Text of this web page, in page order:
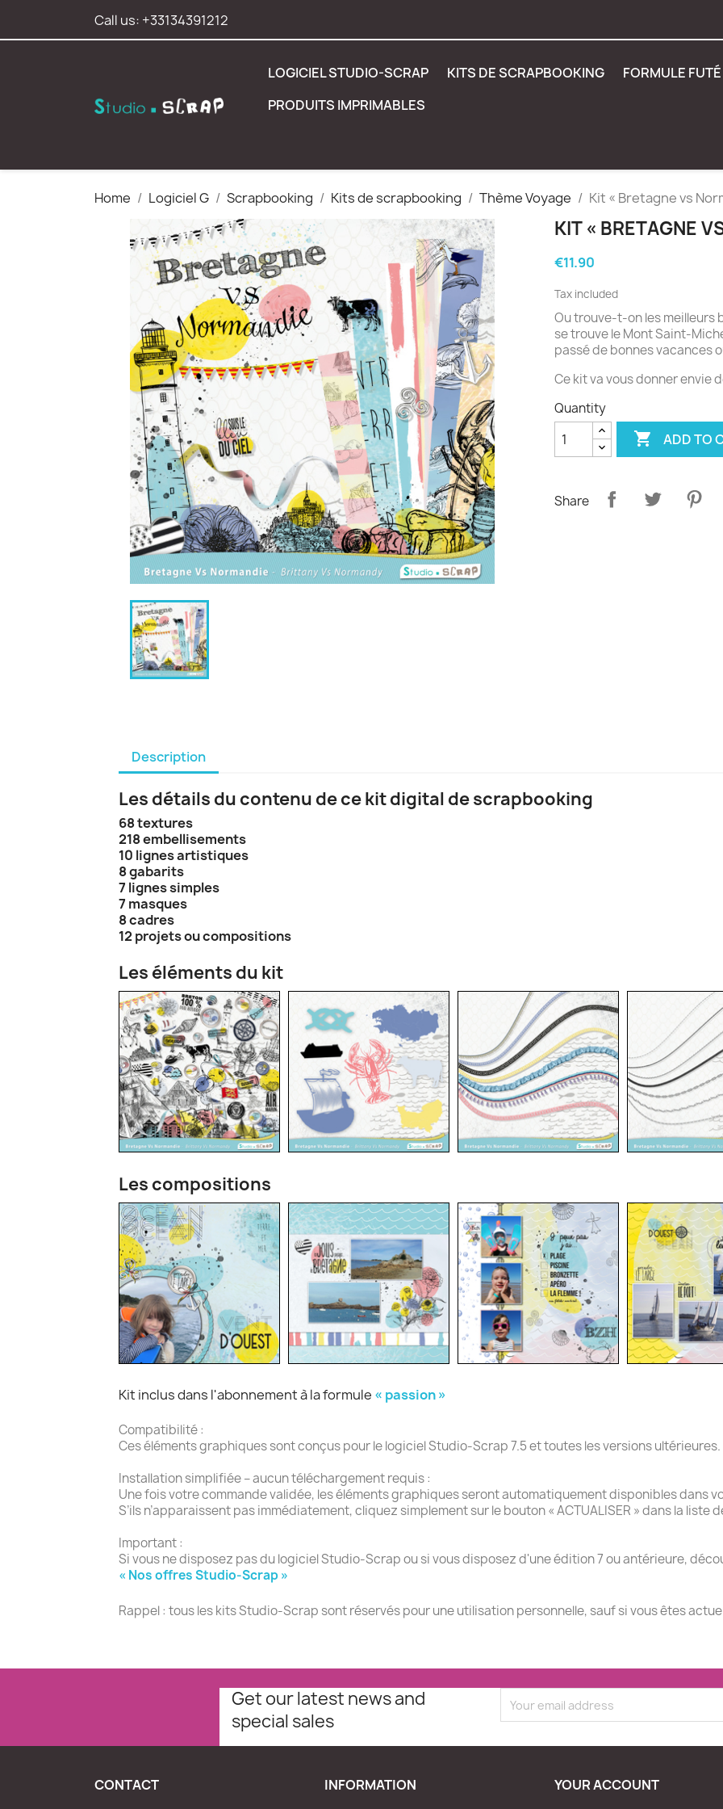
Call us: +33134391212
LOGICIEL STUDIO-SCRAP KITS DE SCRAPBOOKING
FORMULE
PRODUITS IMPRIMABLES
Home Logiciel G Scrapbooking Kits de scrapbooking Thème Voyage Kit « Bretagne vs
KIT « BRETAGNE
€11.90
Tax included
Ou trouve-t-on les meilleurs
se trouve le Mont Saint-
passé de bonnes vacances
Ce kit va vous donner envie
Quantity
 ADD TO
Share
Description
Les détails du contenu de ce kit digital de scrapbooking
68 textures
218 embellisements
10 lignes artistiques
8 gabarits
7 lignes simples
7 masques
8 cadres
12 projets ou compositions
Les éléments du kit
Les compositions
Kit inclus dans l'abonnement à la formule « passion »
Compatibilité :
Ces éléments graphiques sont conçus pour le logiciel Studio-Scrap 7.5 et toutes les versions ultérieures.
Installation simplifiée – aucun téléchargement requis :
Une fois votre commande validée, les éléments graphiques seront automatiquement disponibles dans
S’ils n’apparaissent pas immédiatement, cliquez simplement sur le bouton « ACTUALISER » dans la liste
Important :
Si vous ne disposez pas du logiciel Studio-Scrap ou si vous disposez d'une édition 7 ou antérieure,
« Nos offres Studio-Scrap »
Rappel : tous les kits Studio-Scrap sont réservés pour une utilisation personnelle, sauf si vous êtes
Get our latest news and
special sales
CONTACT INFORMATION YOUR ACCOUNT